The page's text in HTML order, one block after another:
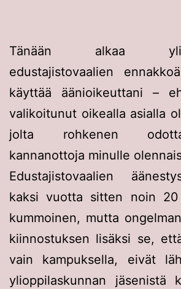
Tänään alkaa
edustajistovaalien
käyttää äänioikeuttani –
valikoitunut oikealla asialla
jolta rohkenen
kannanottoja minulle
Edustajistovaalien
kaksi vuotta sitten noin
kummoinen, mutta
kiinnostuksen lisäksi se,
vain kampuksella, eivät
ylioppilaskunnan jäsenistä